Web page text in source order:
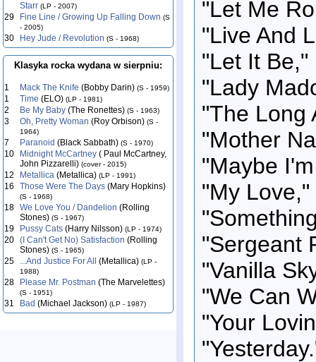
Starr (LP - 2007)
29 Fine Line / Growing Up Falling Down (S
- 2005)
30 Hey Jude / Revolution (S - 1968)
Klasyka rocka wydana w sierpniu:
1 Mack The Knife (Bobby Darin) (S - 1959)
1 Time (ELO) (LP - 1981)
2 Be My Baby (The Ronettes) (S - 1963)
3 Oh, Pretty Woman (Roy Orbison) (S -
1964)
7 Paranoid (Black Sabbath) (S - 1970)
10 Midnight McCartney ( Paul McCartney,
John Pizzarelli) (cover - 2015)
12 Metallica (Metallica) (LP - 1991)
16 Those Were The Days (Mary Hopkins)
(S - 1968)
18 We Love You / Dandelion (Rolling
Stones) (S - 1967)
19 Pussy Cats (Harry Nilsson) (LP - 1974)
20 (I Can't Get No) Satisfaction (Rolling
Stones) (S - 1965)
25 ...And Justice For All (Metallica) (LP -
1988)
28 Please Mr. Postman (The Marvelettes)
(S - 1951)
31 Bad (Michael Jackson) (LP - 1987)
"Let Me
"Live And
"Let It Be,"
"Lady
"The Long
"Mother
"Maybe
"My Love,"
"Sergeant
"Vanilla
"We Can
"Your